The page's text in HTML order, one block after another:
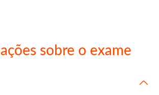
sobre o exame